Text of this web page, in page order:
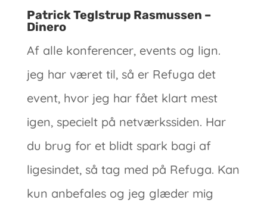
Patrick Teglstrup Rasmussen –
Dinero
Af alle konferencer, events og lign.
jeg har været til, så er Refuga det
event, hvor jeg har fået klart mest
igen, specielt på netværkssiden. Har
du brug for et blidt spark bagi af
ligesindet, så tag med på Refuga. Kan
kun anbefales og jeg glæder mig